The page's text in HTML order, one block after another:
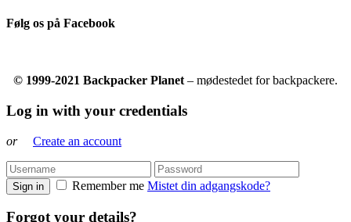
Følg os på Facebook
© 1999-2021 Backpacker Planet – mødestedet for backpackere.
Log in with your credentials
or Create an account
Sign in Remember me Mistet din adgangskode?
Forgot your details?